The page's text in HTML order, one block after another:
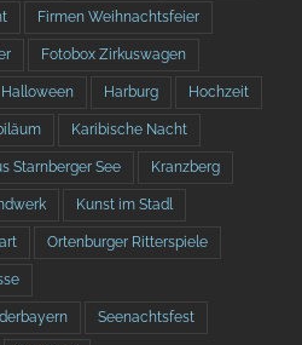
Firmen Weihnachtsfeier
Fotobox Zirkuswagen
Halloween Harburg Hochzeit
Karibische Nacht
Starnberger See Kranzberg
Kunst im Stadl
Ortenburger Ritterspiele
Seenachtsfest